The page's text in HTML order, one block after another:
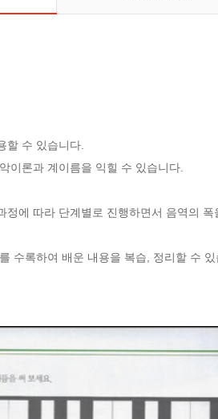
할 수 있습니다.
정에 따라 단계별로 진행하면서 음역의 폭
수록하여 배운 내용을 복습, 정리할 수